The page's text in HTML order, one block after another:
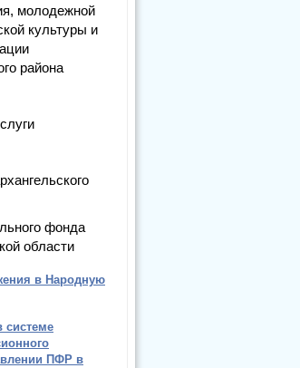
молодежной
культуры и
района
фонда
области
в Народную
системе
ПФР в